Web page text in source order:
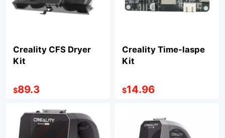
Creality CFS Dryer
Kit
$89.3
Creality Time-laspe
Kit
$14.96